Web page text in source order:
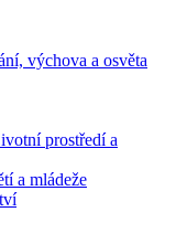
výchova a osvěta
prostředí a
a mládeže